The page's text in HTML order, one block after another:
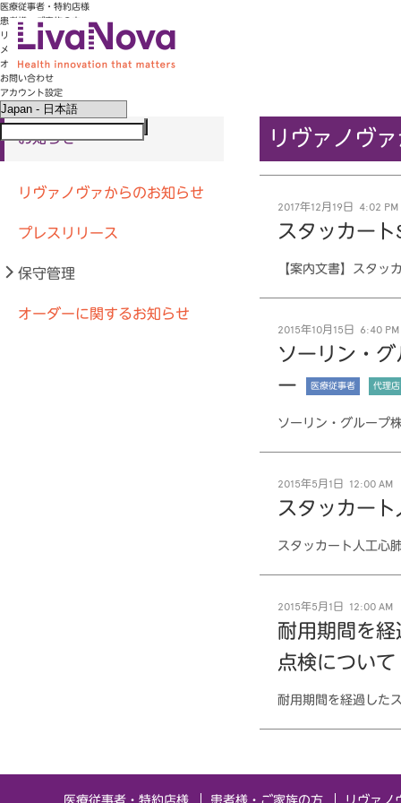
LivaNova
医療従事者・特約店様
患者様・ご家族の方
リヴァノヴァについて
メンテナンス
オーダー
お問い合わせ
アカウント設定
お知らせ
リヴァノヴァからのお知らせ
プレスリリース
保守管理
オーダーに関するお知らせ
リヴァノヴ
2017年12月19日 4:02 PM
スタッカー
【案内文書】スタッ
2015年10月15日 6:40 PM
ソーリン・
ー
医療従事者 代理店
ソーリン・グループ
2015年5月1日 12:00 AM
スタッカー
スタッカート人工心
2015年5月1日 12:00 AM
耐用期間を
点検について
耐用期間を経過した